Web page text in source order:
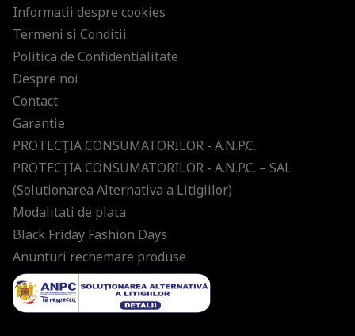
Informatii despre cookies
Termeni si Conditii
Politica de Confidentialitate
Despre noi
Contact
Garantie
PROTECŢIA CONSUMATORILOR - A.N.P.C.
PROTECŢIA CONSUMATORILOR - A.N.P.C. – SAL
(Solutionarea Alternativa a Litigiilor)
Modalitati de plata
Black Friday Fashion Days
Anunturi rechemare produse